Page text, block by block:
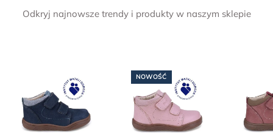
Odkryj najnowsze trendy i produkty w naszym sklepie
NOWOŚĆ